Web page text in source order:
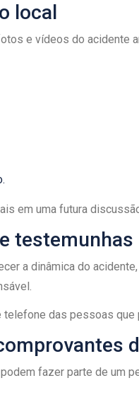
local
e vídeos do acidente
em uma futura
testemunhas
a dinâmica do
das pessoas que
fazer parte de um